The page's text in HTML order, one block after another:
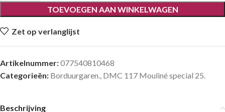
TOEVOEGEN AAN WINKELWAGEN
Zet op verlanglijst
Artikelnummer:077540810468
Categorieën: Borduurgaren., DMC 117 Mouliné special 25.
Beschrijving